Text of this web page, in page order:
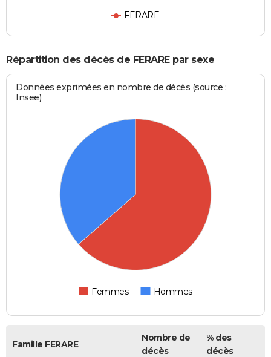
FERARE
Répartition des décès de FERARE par sexe
Données exprimées en nombre de décès (source :
Insee)
Femmes Hommes
Famille FERARE
Nombre de
décès
% des
décès